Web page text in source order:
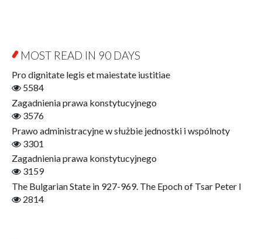
Open Access
Film! Scholars
Finance
Gerontology
Literary Interpretations
Jerzy Giedroyc and...
Jerzy Giedroyc and Witnesses of History
Winter of Life?
Linguistics
MOST READ IN 90 DAYS
Pro dignitate legis et maiestate iustitiae
5584
Zagadnienia prawa konstytucyjnego
3576
Prawo administracyjne w służbie jednostki i wspólnoty
3301
Zagadnienia prawa konstytucyjnego
3159
The Bulgarian State in 927-969. The Epoch of Tsar Peter I
2814